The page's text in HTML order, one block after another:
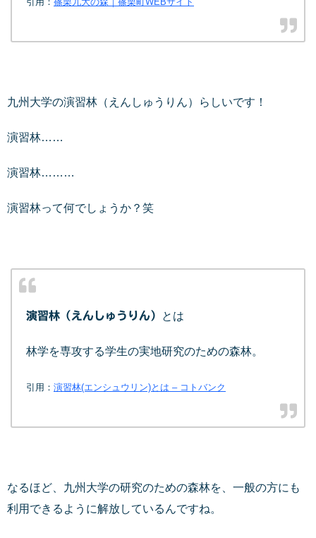
九州大学の演習林（えんしゅうりん）らしいです！
演習林……
演習林………
演習林って何でしょうか？笑
演習林（えんしゅうりん） とは
林学を専攻する学生の実地研究のための森林。
引用： 演習林(エンシュウリン)とは – コトバンク
なるほど、九州大学の研究のための森林を、一般の方にも
利用できるように解放しているんですね。